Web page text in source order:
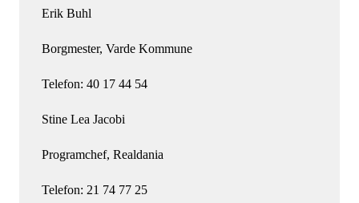
Erik Buhl
Borgmester, Varde Kommune
Telefon: 40 17 44 54
Stine Lea Jacobi
Programchef, Realdania
Telefon: 21 74 77 25